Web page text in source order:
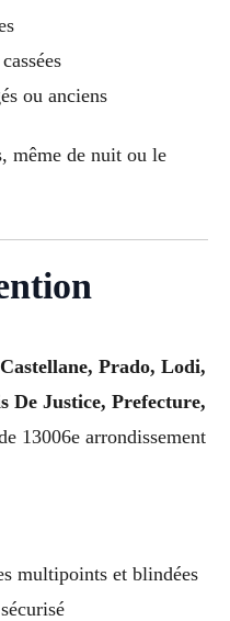
ou anciens
même de nuit ou le
Castellane, Prado, Lodi,
De Justice, Prefecture,
13006e arrondissement
multipoints et blindées